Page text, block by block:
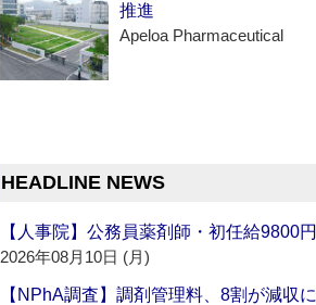
推進
Apeloa Pharmaceutical
HEADLINE NEWS
【人事院】公務員薬剤師・初任給9800
2026年08月10日 (月)
【NPhA調査】調剤管理料、8割が減収